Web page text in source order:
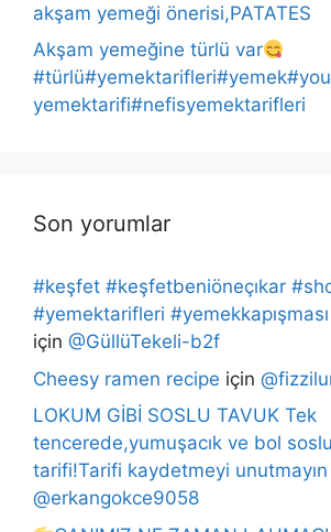
akşam yemeği önerisi,PATATES
Akşam yemeğine türlü var
yemektarifi#nefisyemektarifleri
Son yorumlar
#keşfet #keşfetbeniöneçıkar
#yemektarifleri
için @GüllüTekeli-b2f
Cheesy ramen recipe için
LOKUM GİBİ SOSLU TAVUK Tek
tencerede,yumuşacık ve bol
tarifi!Tarifi kaydetmeyi unutmayın
@erkangokce9058